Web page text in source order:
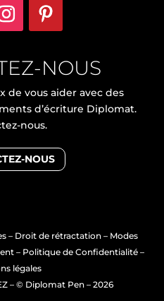
NOUS
de vous aider avec des
d’écriture Diplomat.
nous.
NOUS
– Droit de rétractation – Modes
– Politique de Confidentialité–
légales
– © Diplomat Pen – 2026